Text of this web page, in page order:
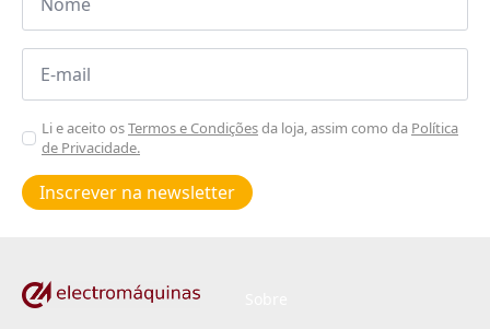
Email
Aceitar
Poiticas
de
privacidade
Li e aceito osTermos e Condiçõesda loja, assim como da Política
de Privacidade.
Inscrever na newsletter